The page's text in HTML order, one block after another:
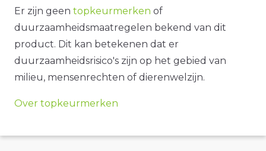
Er zijn geen topkeurmerken of
duurzaamheidsmaatregelen bekend van dit
product. Dit kan betekenen dat er
duurzaamheidsrisico's zijn op het gebied van
milieu, mensenrechten of dierenwelzijn.
Over topkeurmerken